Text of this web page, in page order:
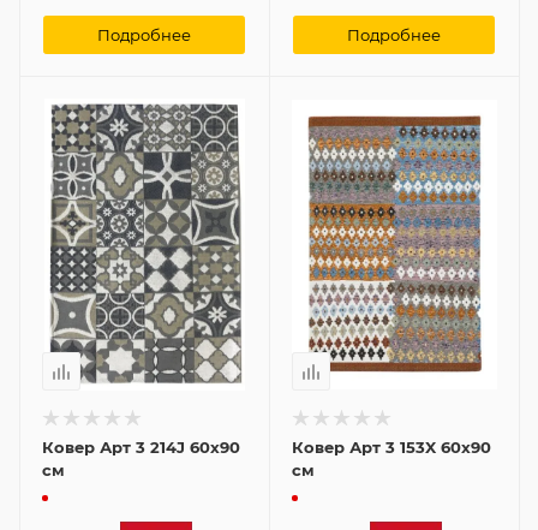
Подробнее Подробнее
Ковер Арт 3 214J 60x90
см
Ковер Арт 3 153X 60x90
см